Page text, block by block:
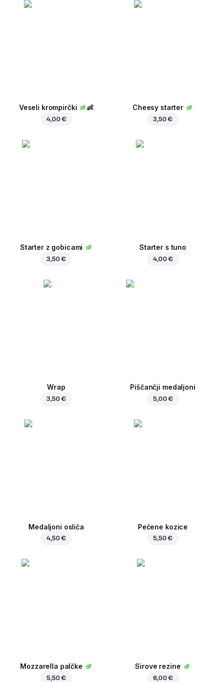
Veseli krompirčki 👶
4,00 €
Cheesy starter
3,50 €
Starter z gobicami
3,50 €
Starter s tuno
4,00 €
Wrap
3,50 €
Piščančji medaljoni
5,00 €
Medaljoni osliča
4,50 €
Pečene kozice
5,50 €
Mozzarella palčke
5,50 €
Sirove rezine
6,00 €